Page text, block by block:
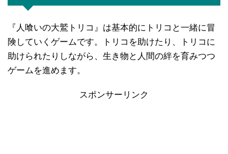
『人喰いの大鷲トリコ』は基本的にトリコと一緒に冒
険していくゲームです。トリコを助けたり、トリコに
助けられたりしながら、生き物と人間の絆を育みつつ
ゲームを進めます。
スポンサーリンク